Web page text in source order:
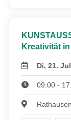
Kreativität
Di, 21.
09:00 -